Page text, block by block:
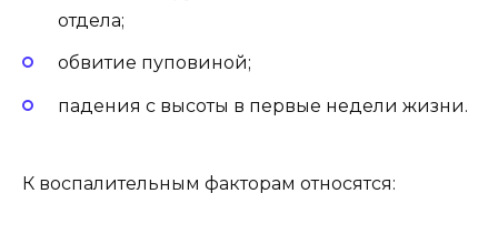
отдела;
обвитие пуповиной;
падения с высоты в первые недели жизни.
К воспалительным факторам относятся: